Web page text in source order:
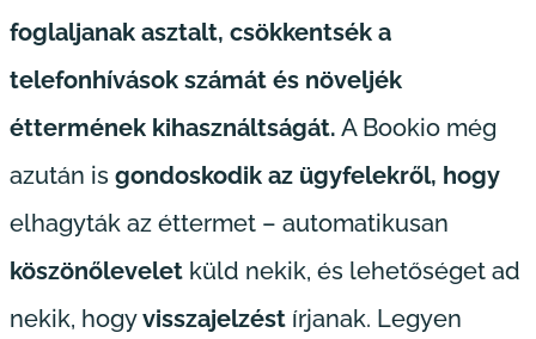
foglaljanak asztalt, csökkentsék a
telefonhívások számát és növeljék
éttermének kihasználtságát. A Bookio még
azután is gondoskodik az ügyfelekről, hogy
elhagyták az éttermet – automatikusan
köszönőlevelet küld nekik, és lehetőséget ad
nekik, hogyvisszajelzést írjanak. Legyen